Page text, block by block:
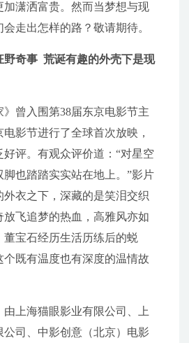
潇洒富贵。然而当梦想与现
走出怎样的路？敬请期待。
野奇事 荒诞有趣的外壳下是现
》曾入围第38届东京电影节主
影节进行了全球首次放映，
评。有观众评价道：“对星空
也踏踏实实站在地上。”影片
衣之下，深藏的是笑泪交织
放飞追梦的热血，高雅风亦如
董宝石经历生活历练后的蜕
既有温度也有深度的温情故
由上海猫眼影业有限公司、上
司、中影创意（北京）电影